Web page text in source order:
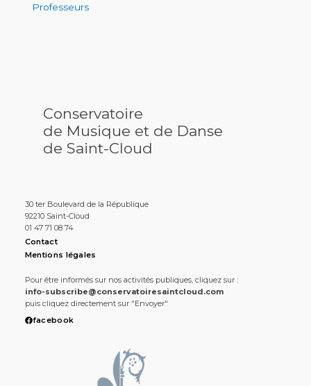
Professeurs
Conservatoire
de Musique et de Danse
de Saint-Cloud
30 ter Boulevard de la République
92210 Saint-Cloud
01 47 71 08 74
Contact
Mentions légales
Pour être informés sur nos activités publiques, cliquez sur :
info-subscribe@conservatoiresaintcloud.com
puis cliquez directement sur "Envoyer"
facebook